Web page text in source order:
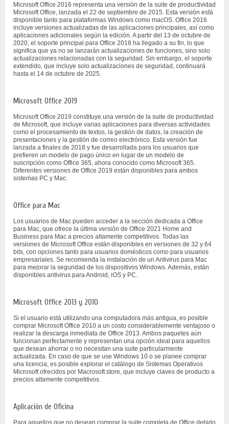
Microsoft Office 2016 representa una versión de la suite de productividad
Microsoft Office, lanzada el 22 de septiembre de 2015. Esta versión está
disponible tanto para plataformas Windows como macOS. Office 2016
incluye versiones actualizadas de las aplicaciones principales, así como
aplicaciones adicionales según la edición. A partir del 13 de octubre de
2020, el soporte principal para Office 2016 ha llegado a su fin, lo que
significa que ya no se lanzarán actualizaciones de funciones, sino solo
actualizaciones relacionadas con la seguridad. Sin embargo, el soporte
extendido, que incluye solo actualizaciones de seguridad, continuará
hasta el 14 de octubre de 2025.
Microsoft Office 2019
Microsoft Office 2019 constituye una versión de la suite de productividad
de Microsoft, que incluye varias aplicaciones para diversas actividades
como el procesamiento de textos, la gestión de datos, la creación de
presentaciones y la gestión de correo electrónico. Esta versión fue
lanzada a finales de 2018 y fue desarrollada para los usuarios que
prefieren un modelo de pago único en lugar de un modelo de
suscripción como Office 365, ahora conocido como Microsoft 365.
Diferentes versiones de Office 2019 están disponibles para ambos
sistemas PC y Mac.
Office para Mac
Los usuarios de Mac pueden acceder a la sección dedicada a Office
para Mac, que ofrece la última versión de Office 2021 Home and
Business para Mac a precios altamente competitivos. Todas las
versiones de Microsoft Office están disponibles en versiones de 32 y 64
bits, con opciones tanto para usuarios domésticos como para usuarios
empresariales. Se recomienda la instalación de un Antivirus para Mac
para mejorar la seguridad de los dispositivos Windows. Además, están
disponibles antivirus para Android, iOS y PC.
Microsoft Office 2013 y 2010
Si el usuario está utilizando una computadora más antigua, es posible
comprar Microsoft Office 2010 a un costo considerablemente ventajoso o
realizar la descarga inmediata de Office 2013. Ambos paquetes aún
funcionan perfectamente y representan una opción ideal para aquellos
que desean ahorrar o no necesitan una suite particularmente
actualizada. En caso de que se use Windows 10 o se planee comprar
una licencia, es posible explorar el catálogo de Sistemas Operativos
Microsoft ofrecidos por Macrosoft.store, que incluye claves de producto a
precios altamente competitivos.
Aplicación de Oficina
Para aquellos que no desean comprar la suite completa de Office debido